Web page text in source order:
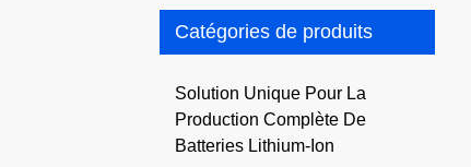
Catégories de produits
Solution Unique Pour La
Production Complète De
Batteries Lithium-Ion